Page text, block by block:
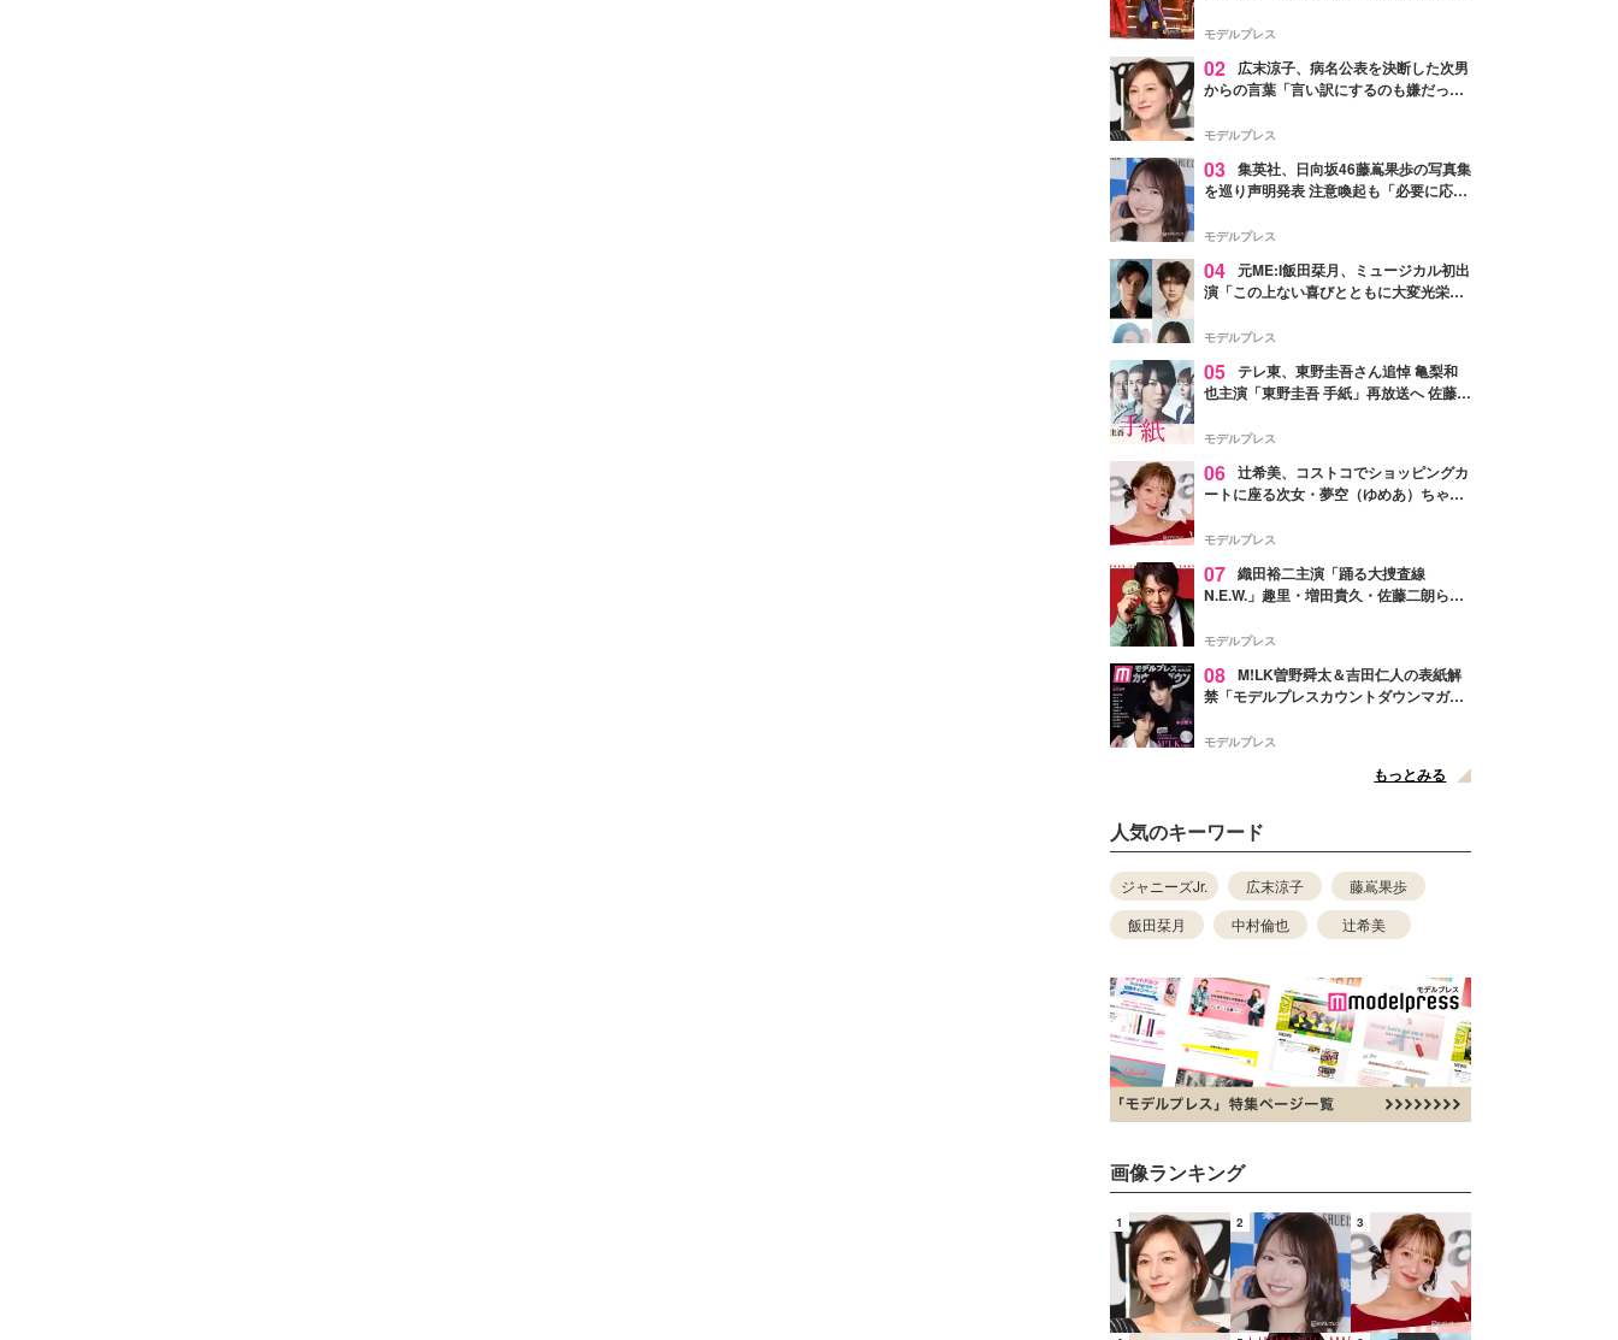
た。
進んで夢を掴みたい」【ゲネプロレポ】
モデルプレス
02
広末涼子、病名公表を決断した次男
からの言葉「言い訳にするのも嫌だっ
モデルプレス
03 集英社、日向坂46藤嶌果歩の写真集
を巡り声明発表 注意喚起も「必要に応じ
モデルプレス
04 元ME:I飯田栞月、ミュージカル初出
演「この上ない喜びとともに大変光栄」
ャスト発表
モデルプレス
05 テレ東、東野圭吾さん追悼 亀梨和
也主演「東野圭吾 手紙」再放送へ 佐藤隆
モデルプレス
06 辻希美、コストコでショッピングカ
ートに座る次女・夢空（ゆめあ）ちゃん
ぎ」「成長を感じる」の声
モデルプレス
07 織田裕二主演「踊る大捜査線
N.E.W.」趣里・増田貴久・佐藤二朗ら新
徴する“謎のキーワード”も
モデルプレス
08 M!LK曽野舜太＆吉田仁人の表紙解
禁「モデルプレスカウントダウンマガジ
モデルプレス
もっとみる
人気のキーワード
ジャニーズJr. 広末涼子
藤嶌果歩
飯田栞月
中村倫也 辻希美
画像ランキング
1 2 3